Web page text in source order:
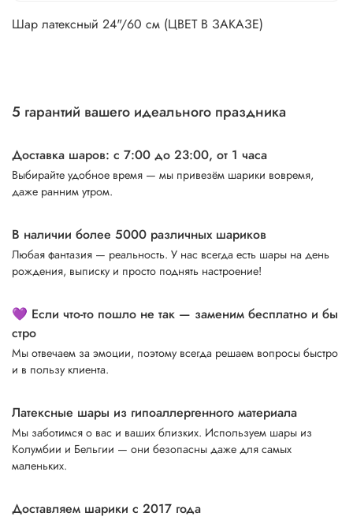
Шар латексный 24"/60 см (ЦВЕТ В ЗАКАЗЕ)
5 гарантий вашего идеального праздника
Доставка шаров: с 7:00 до 23:00, от 1 часа
Выбирайте удобное время — мы привезём шарики вовремя,
даже ранним утром.
В наличии более 5000 различных шариков
Любая фантазия — реальность. У нас всегда есть шары на день
рождения, выписку и просто поднять настроение!
💜 Если что-то пошло не так — заменим бесплатно и бы
стро
Мы отвечаем за эмоции, поэтому всегда решаем вопросы быстро
и в пользу клиента.
Латексные шары из гипоаллергенного материала
Мы заботимся о вас и ваших близких. Используем шары из
Колумбии и Бельгии — они безопасны даже для самых
маленьких.
Доставляем шарики с 2017 года